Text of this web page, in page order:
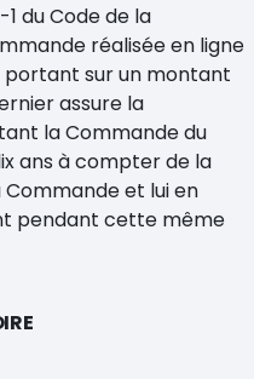
du Code de la
réalisée en ligne
portant sur un montant
assure la
la Commande du
ans à compter de la
et lui en
pendant cette même